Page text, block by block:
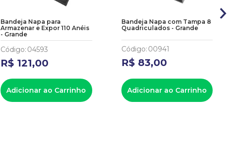
Bandeja Napa para
Armazenar e Expor 110 Anéis
- Grande
Código: 04593
R$ 121,00
Adicionar ao Carrinho
Bandeja Napa com Tampa 8
Quadriculados - Grande
Código: 00941
R$ 83,00
Adicionar ao Carrinho